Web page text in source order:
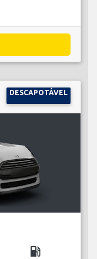
DESCAPOTÁVEL
local_gas_station